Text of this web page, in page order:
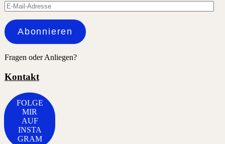
E-
Mail-
Adresse
Abonnieren
Fragen oder Anliegen?
Kontakt
FOLGE
MIR
AUF
INSTA
GRAM